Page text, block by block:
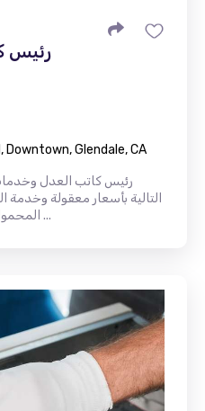
رئيس
Downtown, Glendale, CA
رئيس كاتب العدل
التالية بأسعار معقولة وخدمة
المحمول وفي الموقع شهادة أبوستيل ...